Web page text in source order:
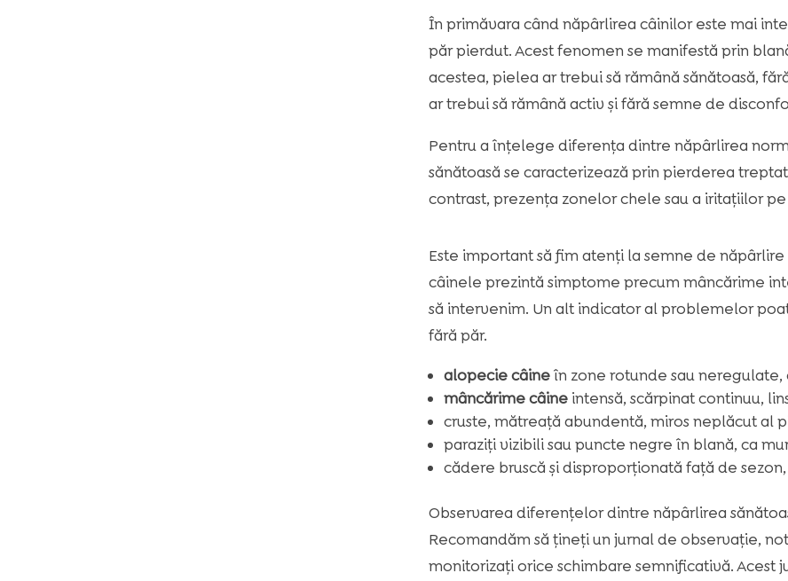
În primăvara când năpârlirea câinilor este mai
păr pierdut. Acest fenomen se manifestă prin
acestea, pielea ar trebui să rămână sănătoasă,
ar trebui să rămână activ și fără semne de
Pentru a înțelege diferența dintre năpârlirea
sănătoasă se caracterizează prin pierderea
contrast, prezența zonelor chele sau a iritațiilor
Este important să fim atenți la semne de
câinele prezintă simptome precum mâncărime
să intervenim. Un alt indicator al problemelor
fără păr.
alopecie câineîn zone rotunde sau neregulate,
mâncărime câineintensă, scărpinat continuu,
cruste, mătreață abundentă, miros neplăcut al
paraziți vizibili sau puncte negre în blană, ca
cădere bruscă și disproporționată față de
Observarea diferențelor dintre năpârlirea
Recomandăm să țineți un jurnal de observație,
monitorizați orice schimbare semnificativă. Acest